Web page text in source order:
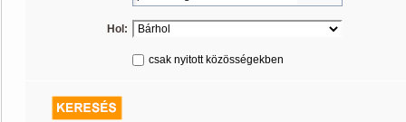
Hol:
csak nyitott közösségekben